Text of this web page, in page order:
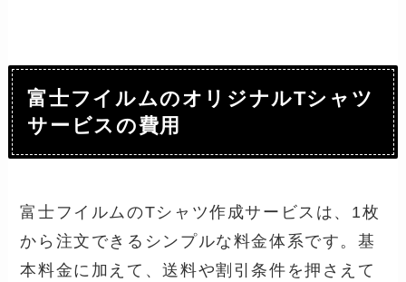
富士フイルムのオリジナルTシャツ
サービスの費用
富士フイルムのTシャツ作成サービスは、1枚
から注文できるシンプルな料金体系です。基
本料金に加えて、送料や割引条件を押さえて